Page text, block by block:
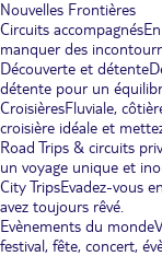
Nouvelles Frontières
Circuits accompagnés
manquer des
Découverte et détente
détente pour un
CroisièresFluviale,
croisière idéale et
Road Trips & circuits
un voyage unique et
City TripsEvadez-vous
avez toujours rêvé.
Evènements du monde
festival, fête, concert,